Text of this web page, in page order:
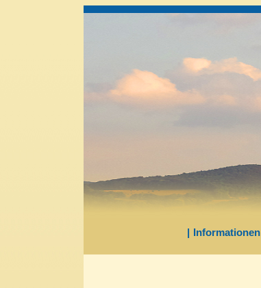
| Informationen